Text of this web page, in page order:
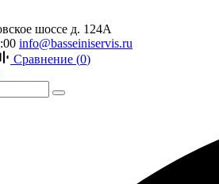
шоссе д. 124А
info@basseiniservis.ru
Сравнение (0)